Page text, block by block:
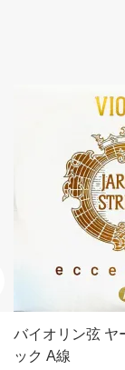
バイオリン弦 ヤ
ック A線